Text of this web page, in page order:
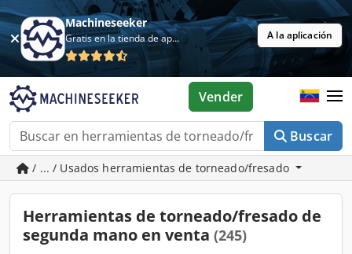
Machineseeker
Gratis en la tienda de aplicaciones A la aplicación
Buscar
Vender
/ ... / Usados herramientas de torneado/fresado
Herramientas de torneado/fresado de
segunda mano en venta (245)